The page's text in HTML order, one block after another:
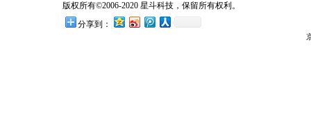
版权所有©2006-2020 星斗科技，保留所有权利。
分享到：